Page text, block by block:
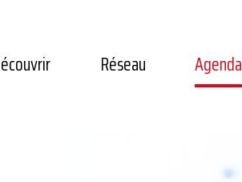
Réseau Agenda